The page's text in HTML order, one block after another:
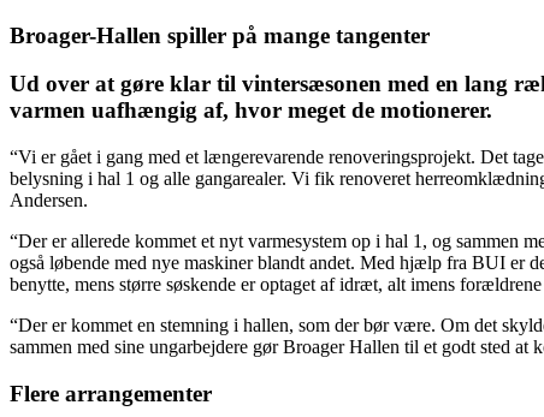
Broager-Hallen spiller på mange tangenter
Ud over at gøre klar til vintersæsonen med en lang
varmen uafhængig af, hvor meget de motionerer.
“Vi er gået i gang med et længerevarende renoveringsprojekt. Det
belysning i hal 1 og alle gangarealer. Vi fik renoveret
Andersen.
“Der er allerede kommet et nyt varmesystem op i hal 1, og sammen
også løbende med nye maskiner blandt andet. Med hjælp fra BUI er
benytte, mens større søskende er optaget af idræt, alt imens
“Der er kommet en stemning i hallen, som der bør være. Om det
sammen med sine ungarbejdere gør Broager Hallen til et godt sted
Flere arrangementer